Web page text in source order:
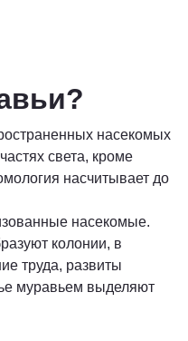
насекомых
света, кроме
насчитывает до
насекомые.
колонии, в
труда, развиты
муравьем выделяют